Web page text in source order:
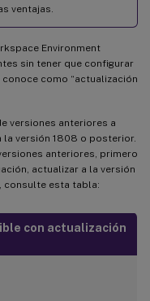
ventajas.
Environment
sin tener que configurar
como “actualización
versiones anteriores a
la versión 1808 o posterior.
anteriores, primero
actualizar a la versión
consulte esta tabla:
con actualización